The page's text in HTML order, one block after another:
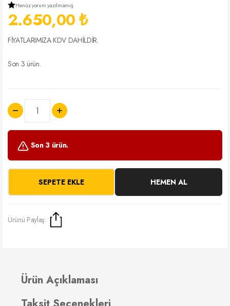
Henüz yorum yazılmamış.
2.650,00 ₺
FİYATLARIMIZA KDV DAHİLDİR.
Son 3 ürün.
Son 3 ürün.
SEPETE EKLE HEMEN AL
Ürünü Paylaş:
Ürün Açıklaması